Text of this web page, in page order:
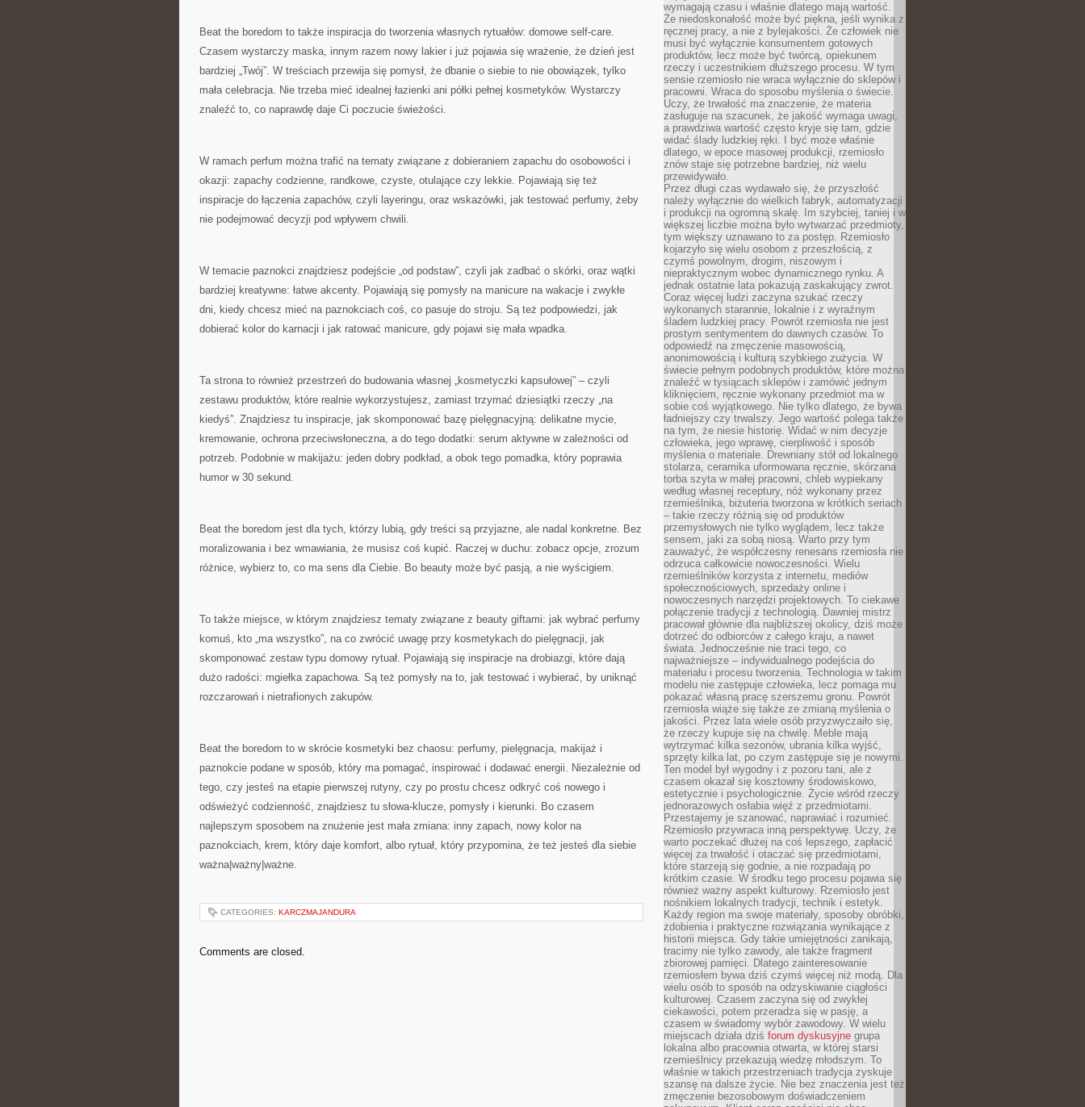
Beat the boredom to także inspiracja do tworzenia własnych rytuałów: domowe self-care.
Czasem wystarczy maska, innym razem nowy lakier i już pojawia się wrażenie, że dzień jest
bardziej „Twój”. W treściach przewija się pomysł, że dbanie o siebie to nie obowiązek, tylko
mała celebracja. Nie trzeba mieć idealnej łazienki ani półki pełnej kosmetyków. Wystarczy
znaleźć to, co naprawdę daje Ci poczucie świeżości.
W ramach perfum można trafić na tematy związane z dobieraniem zapachu do osobowości i
okazji: zapachy codzienne, randkowe, czyste, otulające czy lekkie. Pojawiają się też
inspiracje do łączenia zapachów, czyli layeringu, oraz wskazówki, jak testować perfumy, żeby
nie podejmować decyzji pod wpływem chwili.
W temacie paznokci znajdziesz podejście „od podstaw”, czyli jak zadbać o skórki, oraz wątki
bardziej kreatywne: łatwe akcenty. Pojawiają się pomysły na manicure na wakacje i zwykłe
dni, kiedy chcesz mieć na paznokciach coś, co pasuje do stroju. Są też podpowiedzi, jak
dobierać kolor do karnacji i jak ratować manicure, gdy pojawi się mała wpadka.
Ta strona to również przestrzeń do budowania własnej „kosmetyczki kapsułowej” – czyli
zestawu produktów, które realnie wykorzystujesz, zamiast trzymać dziesiątki rzeczy „na
kiedyś”. Znajdziesz tu inspiracje, jak skomponować bazę pielęgnacyjną: delikatne mycie,
kremowanie, ochrona przeciwsłoneczna, a do tego dodatki: serum aktywne w zależności od
potrzeb. Podobnie w makijażu: jeden dobry podkład, a obok tego pomadka, który poprawia
humor w 30 sekund.
Beat the boredom jest dla tych, którzy lubią, gdy treści są przyjazne, ale nadal konkretne. Bez
moralizowania i bez wmawiania, że musisz coś kupić. Raczej w duchu: zobacz opcje, zrozum
różnice, wybierz to, co ma sens dla Ciebie. Bo beauty może być pasją, a nie wyścigiem.
To także miejsce, w którym znajdziesz tematy związane z beauty giftami: jak wybrać perfumy
komuś, kto „ma wszystko”, na co zwrócić uwagę przy kosmetykach do pielęgnacji, jak
skomponować zestaw typu domowy rytuał. Pojawiają się inspiracje na drobiazgi, które dają
dużo radości: mgiełka zapachowa. Są też pomysły na to, jak testować i wybierać, by uniknąć
rozczarowań i nietrafionych zakupów.
Beat the boredom to w skrócie kosmetyki bez chaosu: perfumy, pielęgnacja, makijaż i
paznokcie podane w sposób, który ma pomagać, inspirować i dodawać energii. Niezależnie od
tego, czy jesteś na etapie pierwszej rutyny, czy po prostu chcesz odkryć coś nowego i
odświeżyć codzienność, znajdziesz tu słowa-klucze, pomysły i kierunki. Bo czasem
najlepszym sposobem na znużenie jest mała zmiana: inny zapach, nowy kolor na
paznokciach, krem, który daje komfort, albo rytuał, który przypomina, że też jesteś dla siebie
ważna|ważny|ważne.
CATEGORIES: KARCZMAJANDURA
Comments are closed.
wymagają czasu i właśnie dlatego mają wartość.
Że niedoskonałość może być piękna, jeśli wynika z
ręcznej pracy, a nie z bylejakości. Że człowiek nie
musi być wyłącznie konsumentem gotowych
produktów, lecz może być twórcą, opiekunem
rzeczy i uczestnikiem dłuższego procesu. W tym
sensie rzemiosło nie wraca wyłącznie do sklepów i
pracowni. Wraca do sposobu myślenia o świecie.
Uczy, że trwałość ma znaczenie, że materia
zasługuje na szacunek, że jakość wymaga uwagi,
a prawdziwa wartość często kryje się tam, gdzie
widać ślady ludzkiej ręki. I być może właśnie
dlatego, w epoce masowej produkcji, rzemiosło
znów staje się potrzebne bardziej, niż wielu
przewidywało.
Przez długi czas wydawało się, że przyszłość
należy wyłącznie do wielkich fabryk, automatyzacji
i produkcji na ogromną skalę. Im szybciej, taniej i w
większej liczbie można było wytwarzać przedmioty,
tym większy uznawano to za postęp. Rzemiosło
kojarzyło się wielu osobom z przeszłością, z
czymś powolnym, drogim, niszowym i
niepraktycznym wobec dynamicznego rynku. A
jednak ostatnie lata pokazują zaskakujący zwrot.
Coraz więcej ludzi zaczyna szukać rzeczy
wykonanych starannie, lokalnie i z wyraźnym
śladem ludzkiej pracy. Powrót rzemiosła nie jest
prostym sentymentem do dawnych czasów. To
odpowiedź na zmęczenie masowością,
anonimowością i kulturą szybkiego zużycia. W
świecie pełnym podobnych produktów, które można
znaleźć w tysiącach sklepów i zamówić jednym
kliknięciem, ręcznie wykonany przedmiot ma w
sobie coś wyjątkowego. Nie tylko dlatego, że bywa
ładniejszy czy trwalszy. Jego wartość polega także
na tym, że niesie historię. Widać w nim decyzje
człowieka, jego wprawę, cierpliwość i sposób
myślenia o materiale. Drewniany stół od lokalnego
stolarza, ceramika uformowana ręcznie, skórzana
torba szyta w małej pracowni, chleb wypiekany
według własnej receptury, nóż wykonany przez
rzemieślnika, biżuteria tworzona w krótkich seriach
– takie rzeczy różnią się od produktów
przemysłowych nie tylko wyglądem, lecz także
sensem, jaki za sobą niosą. Warto przy tym
zauważyć, że współczesny renesans rzemiosła nie
odrzuca całkowicie nowoczesności. Wielu
rzemieślników korzysta z internetu, mediów
społecznościowych, sprzedaży online i
nowoczesnych narzędzi projektowych. To ciekawe
połączenie tradycji z technologią. Dawniej mistrz
pracował głównie dla najbliższej okolicy, dziś może
dotrzeć do odbiorców z całego kraju, a nawet
świata. Jednocześnie nie traci tego, co
najważniejsze – indywidualnego podejścia do
materiału i procesu tworzenia. Technologia w takim
modelu nie zastępuje człowieka, lecz pomaga mu
pokazać własną pracę szerszemu gronu. Powrót
rzemiosła wiąże się także ze zmianą myślenia o
jakości. Przez lata wiele osób przyzwyczaiło się,
że rzeczy kupuje się na chwilę. Meble mają
wytrzymać kilka sezonów, ubrania kilka wyjść,
sprzęty kilka lat, po czym zastępuje się je nowymi.
Ten model był wygodny i z pozoru tani, ale z
czasem okazał się kosztowny środowiskowo,
estetycznie i psychologicznie. Życie wśród rzeczy
jednorazowych osłabia więź z przedmiotami.
Przestajemy je szanować, naprawiać i rozumieć.
Rzemiosło przywraca inną perspektywę. Uczy, że
warto poczekać dłużej na coś lepszego, zapłacić
więcej za trwałość i otaczać się przedmiotami,
które starzeją się godnie, a nie rozpadają po
krótkim czasie. W środku tego procesu pojawia się
również ważny aspekt kulturowy. Rzemiosło jest
nośnikiem lokalnych tradycji, technik i estetyk.
Każdy region ma swoje materiały, sposoby obróbki,
zdobienia i praktyczne rozwiązania wynikające z
historii miejsca. Gdy takie umiejętności zanikają,
tracimy nie tylko zawody, ale także fragment
zbiorowej pamięci. Dlatego zainteresowanie
rzemiosłem bywa dziś czymś więcej niż modą. Dla
wielu osób to sposób na odzyskiwanie ciągłości
kulturowej. Czasem zaczyna się od zwykłej
ciekawości, potem przeradza się w pasję, a
czasem w świadomy wybór zawodowy. W wielu
miejscach działa dziś forum dyskusyjne grupa
lokalna albo pracownia otwarta, w której starsi
rzemieślnicy przekazują wiedzę młodszym. To
właśnie w takich przestrzeniach tradycja zyskuje
szansę na dalsze życie. Nie bez znaczenia jest też
zmęczenie bezosobowym doświadczeniem